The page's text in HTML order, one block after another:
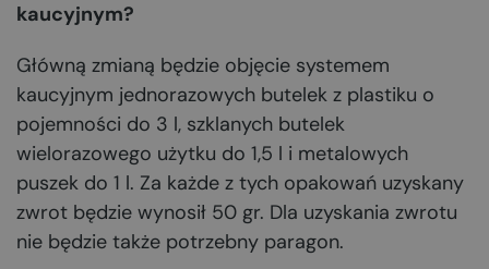
kaucyjnym?
Główną zmianą będzie objęcie systemem
kaucyjnym jednorazowych butelek z plastiku o
pojemności do 3 l, szklanych butelek
wielorazowego użytku do 1,5 l i metalowych
puszek do 1 l. Za każde z tych opakowań uzyskany
zwrot będzie wynosił 50 gr. Dla uzyskania zwrotu
nie będzie także potrzebny paragon.